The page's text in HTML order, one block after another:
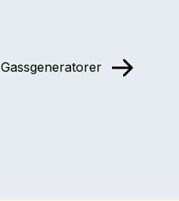
Gassgeneratorer